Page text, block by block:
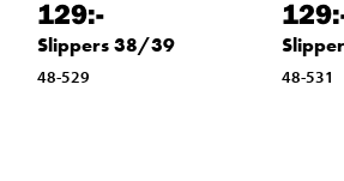
129:-
Slippers 38/39
48-529
129
48-531